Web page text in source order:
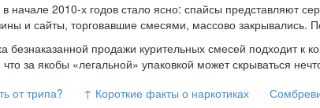
начале 2010-х годов стало ясно: спайсы представляют
и сайты, торговавшие смесями, массово закрывались.
безнаказанной продажи курительных смесей подходит
за якобы «легальной» упаковкой может скрываться
от трипа?
↑ Короткие факты о наркотиках